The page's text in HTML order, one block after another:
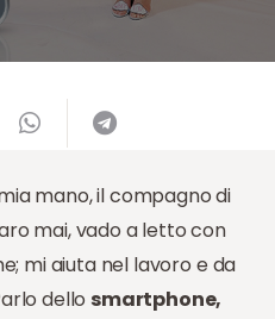
mano, il compagno di
mai, vado a letto con
mi aiuta nel lavoro e da
dello smartphone,